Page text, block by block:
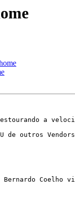
a
de outros
Bernardo Coelho